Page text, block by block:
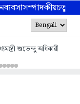
ব্যবসাসম্পাদকীয়
শুভেন্দু অধিকারী